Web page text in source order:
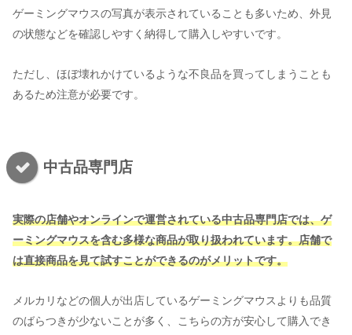
ゲーミングマウスの写真が表示されていることも多いため、外見
の状態などを確認しやすく納得して購入しやすいです。
ただし、ほぼ壊れかけているような不良品を買ってしまうことも
あるため注意が必要です。
中古品専門店
実際の店舗やオンラインで運営されている中古品専門店では、ゲ
ーミングマウスを含む多様な商品が取り扱われています。店舗で
は直接商品を見て試すことができるのがメリットです。
メルカリなどの個人が出店しているゲーミングマウスよりも品質
のばらつきが少ないことが多く、こちらの方が安心して購入でき